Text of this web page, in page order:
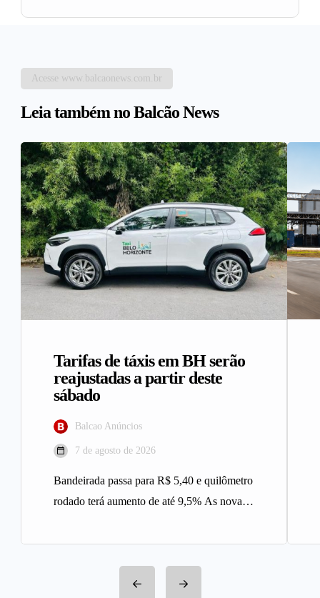
Acesse www.balcaonews.com.br
Leia também no Balcão News
Tarifas de táxis em BH serão
reajustadas a partir deste
sábado
Balcao Anúncios
7 de agosto de 2026
Bandeirada passa para R$ 5,40 e quilômetro
rodado terá aumento de até 9,5% As novas